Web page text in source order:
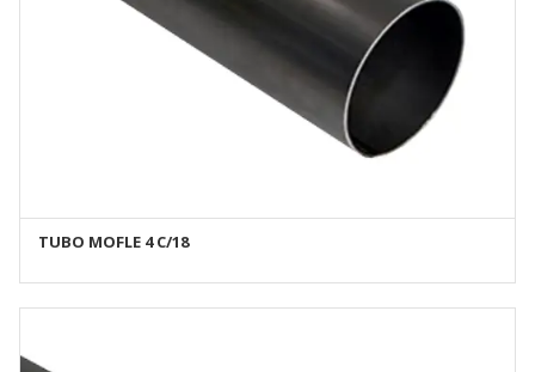
TUBO MOFLE 4 C/18